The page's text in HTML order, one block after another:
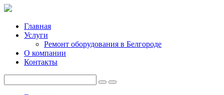
Главная
Услуги
Ремонт оборудования в Белгороде
О компании
Контакты